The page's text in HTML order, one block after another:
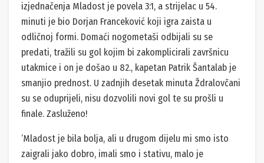
izjednačenja Mladost je povela 3:1, a strijelac u 54.
minuti je bio Dorjan Franceković koji igra zaista u
odličnoj formi. Domaći nogometaši odbijali su se
predati, tražili su gol kojim bi zakomplicirali završnicu
utakmice i on je došao u 82., kapetan Patrik Šantalab je
smanjio prednost. U zadnjih desetak minuta Ždralovčani
su se oduprijeli, nisu dozvolili novi gol te su prošli u
finale. Zasluženo!
‘Mladost je bila bolja, ali u drugom dijelu mi smo isto
zaigrali jako dobro, imali smo i stativu, malo je